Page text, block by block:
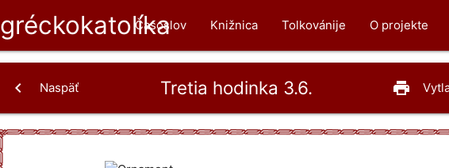
gréckokatolíka
Časoslov Knižnica Tolkovánije O projekte
Tretia hodinka 3.6.
chevron_left Naspäť print